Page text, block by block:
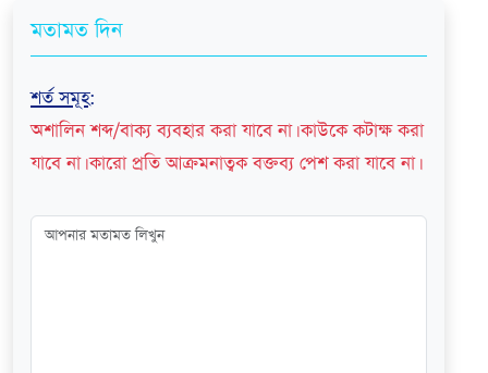
মতামত দিন
শর্ত সমূহ:
অশালিন শব্দ/বাক্য ব্যবহার করা যাবে না। কাউকে কটাক্ষ করা
যাবে না। কারো প্রতি আক্রমনাত্বক বক্তব্য পেশ করা যাবে না।